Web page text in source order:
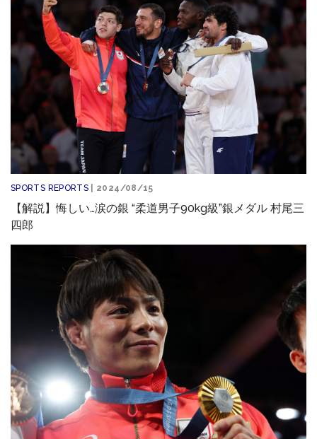
SPORTS REPORTS | 2024/08/15
【解説】悔しい…涙の銀 “柔道男子90kg級”銀メダル 村尾三
四郎